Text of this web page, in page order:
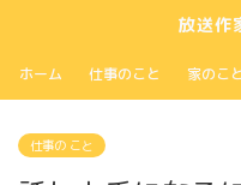
放送作
ホーム 仕事のこと 家のこと
仕事の こと